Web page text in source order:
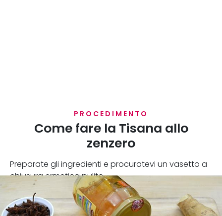
PROCEDIMENTO
Come fare la Tisana allo
zenzero
Preparate gli ingredienti e procuratevi un vasetto a
chiusura ermetica pulito.